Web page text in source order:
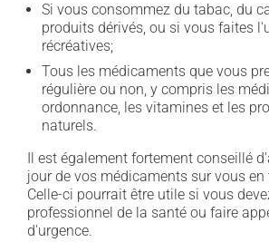
Si vous consommez du tabac, du
produits dérivés, ou si vous faites
récréatives;
Tous les médicaments que vous
régulière ou non, y compris les
ordonnance, les vitamines et les
naturels.
Il est également fortement conseillé
jour de vos médicaments sur vous
Celle-ci pourrait être utile si vous
professionnel de la santé ou faire
d'urgence.